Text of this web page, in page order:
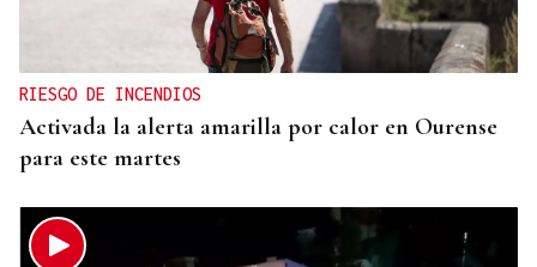
RIESGO DE INCENDIOS
Activada la alerta amarilla por calor en Ourense
para este martes